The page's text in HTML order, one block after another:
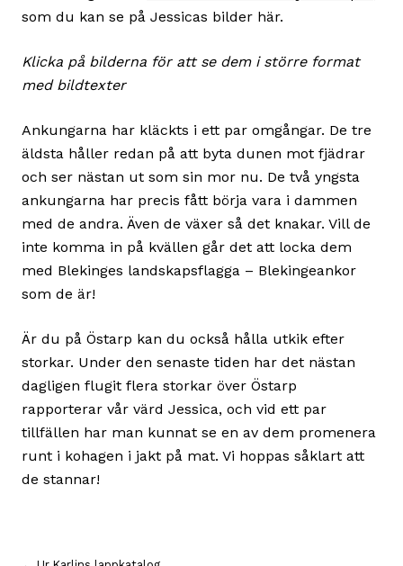
som du kan se på Jessicas bilder här.
Klicka på bilderna för att se dem i större format
med bildtexter
Ankungarna har kläckts i ett par omgångar. De tre
äldsta håller redan på att byta dunen mot fjädrar
och ser nästan ut som sin mor nu. De två yngsta
ankungarna har precis fått börja vara i dammen
med de andra. Även de växer så det knakar. Vill de
inte komma in på kvällen går det att locka dem
med Blekinges landskapsflagga – Blekingeankor
som de är!
Är du på Östarp kan du också hålla utkik efter
storkar. Under den senaste tiden har det nästan
dagligen flugit flera storkar över Östarp
rapporterar vår värd Jessica, och vid ett par
tillfällen har man kunnat se en av dem promenera
runt i kohagen i jakt på mat. Vi hoppas såklart att
de stannar!